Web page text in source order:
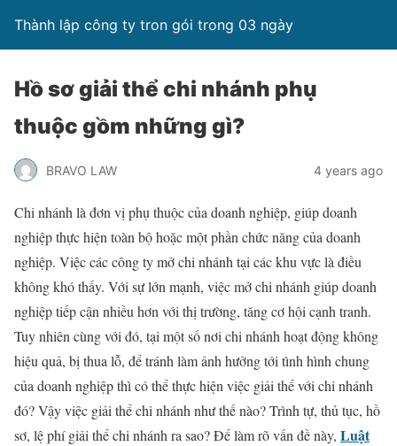
Thành lập công ty tron gói trong 03 ngày
Hồ sơ giải thể chi nhánh phụ
thuộc gồm những gì?
BRAVO LAW 4 years ago
Chi nhánh là đơn vị phụ thuộc của doanh nghiệp, giúp doanh
nghiệp thực hiện toàn bộ hoặc một phần chức năng của doanh
nghiệp. Việc các công ty mở chi nhánh tại các khu vực là điều
không khó thấy. Với sự lớn mạnh, việc mở chi nhánh giúp doanh
nghiệp tiếp cận nhiều hơn với thị trường, tăng cơ hội cạnh tranh.
Tuy nhiên cùng với đó, tại một số nơi chi nhánh hoạt động không
hiệu quả, bị thua lỗ, để tránh làm ảnh hưởng tới tình hình chung
của doanh nghiệp thì có thể thực hiện việc giải thể với chi nhánh
đó? Vậy việc giải thể chi nhánh như thế nào? Trình tự, thủ tục, hồ
sơ, lệ phí giải thể chi nhánh ra sao? Để làm rõ vấn đề này, Luật